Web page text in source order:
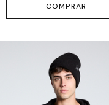
COMPRAR